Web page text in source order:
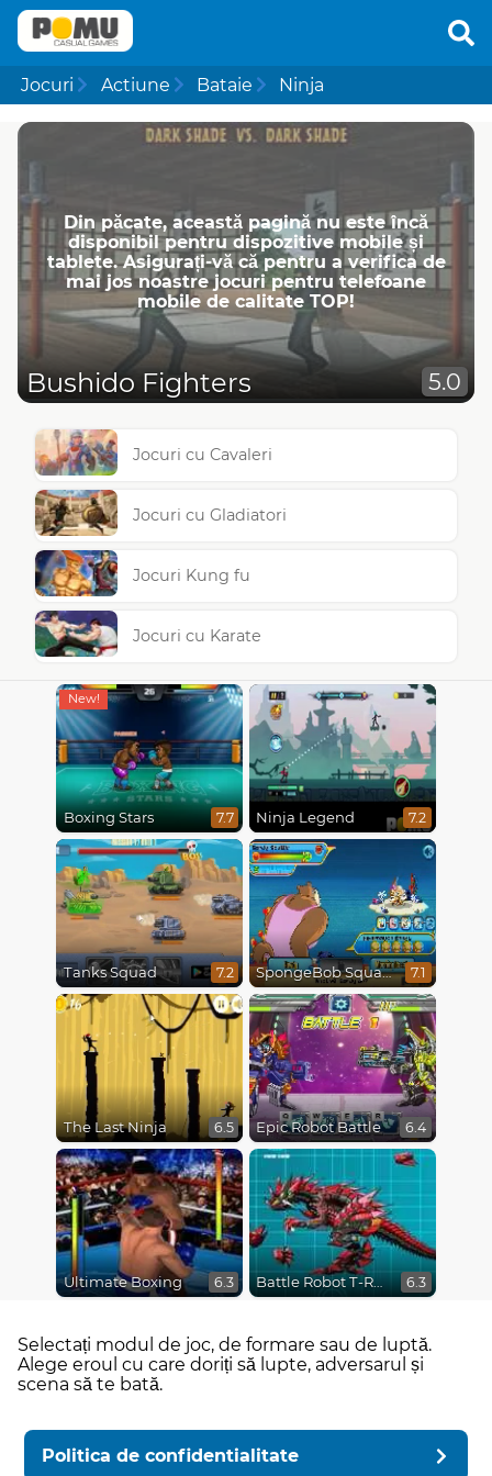
Jocuri Actiune Bataie Ninja
Din păcate, această pagină nu este încă
disponibil pentru dispozitive mobile și
tablete. Asigurați-vă că pentru a verifica de
mai jos noastre jocuri pentru telefoane
mobile de calitate TOP!
Bushido Fighters 5.0
Jocuri cu Cavaleri
Jocuri cu Gladiatori
Jocuri Kung fu
Jocuri cu Karate
Boxing Stars 7.7 Ninja Legend 7.2
Tanks Squad 7.2 SpongeBob SquarePants : Monster Island Adventures 7.1
The Last Ninja 6.5 Epic Robot Battle 6.4
Ultimate Boxing 6.3 Battle Robot T-Rex Age 6.3
Selectați modul de joc, de formare sau de luptă.
Alege eroul cu care doriți să lupte, adversarul și
scena să te bată.
Politica de confidentialitate